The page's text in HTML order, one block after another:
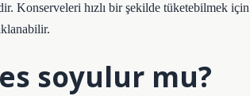
Konserveleri hızlı bir şekilde tüketebilmek için
soyulur mu?